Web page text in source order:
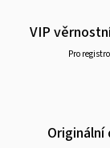
VIP
Pro
Originální